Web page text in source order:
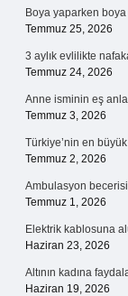
Boya yaparken
Temmuz 25, 2026
3 aylık evlilikte
Temmuz 24, 2026
Anne isminin eş
Temmuz 3, 2026
Türkiye’nin en
Temmuz 2, 2026
Ambulasyon
Temmuz 1, 2026
Elektrik kablosuna
Haziran 23, 2026
Altının kadına
Haziran 19, 2026